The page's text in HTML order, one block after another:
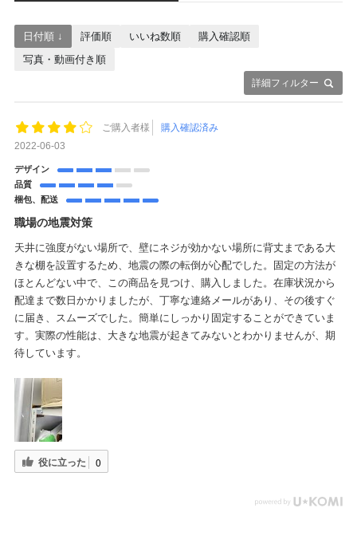
詳細フィルター
日付順 ↓ 評価順 いいね数順
購入確認順
写真・動画付き順
ご購入者様
購入確認済み
2022-06-03
デザイン
品質
梱包、配送
職場の地震対策
天井に強度がない場所で、壁にネジが効かない場所に背丈まである大
きな棚を設置するため、地震の際の転倒が心配でした。固定の方法が
ほとんどない中で、この商品を見つけ、購入しました。在庫状況から
配達まで数日かかりましたが、丁寧な連絡メールがあり、その後すぐ
に届き、スムーズでした。簡単にしっかり固定することができていま
す。実際の性能は、大きな地震が起きてみないとわかりませんが、期
待しています。
役に立った 0